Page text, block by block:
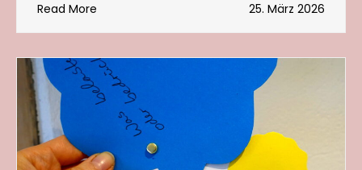
Read More 25. März 2026